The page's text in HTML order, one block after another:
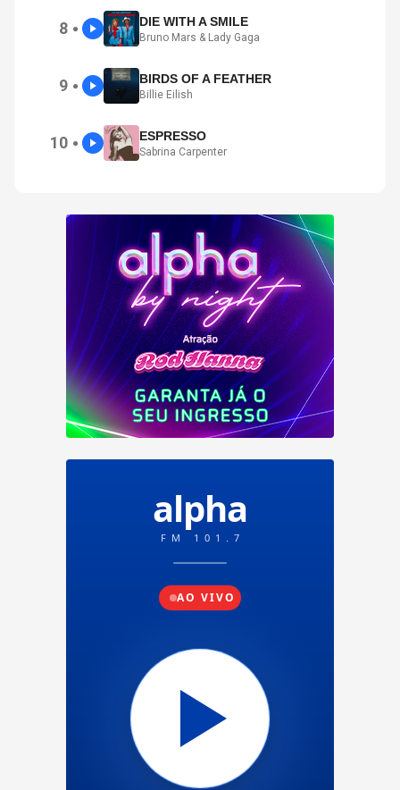
8 ● DIE WITH A SMILE
Bruno Mars & Lady Gaga
9 ● BIRDS OF A FEATHER
Billie Eilish
10 ● ESPRESSO
Sabrina Carpenter